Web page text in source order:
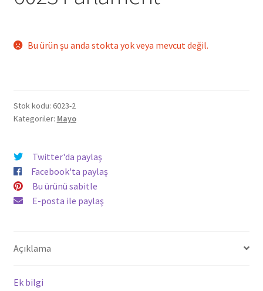
Bu ürün şu anda stokta yok veya mevcut değil.
Stok kodu: 6023-2
Kategoriler: Mayo
Twitter'da paylaş
Facebook'ta paylaş
Bu ürünü sabitle
E-posta ile paylaş
Açıklama
Ek bilgi